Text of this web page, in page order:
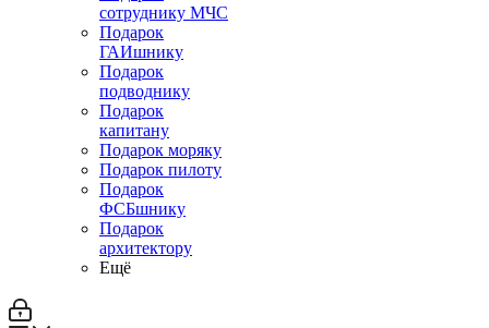
сотруднику МЧС
Подарок
ГАИшнику
Подарок
подводнику
Подарок
капитану
Подарок моряку
Подарок пилоту
Подарок
ФСБшнику
Подарок
архитектору
Ещё